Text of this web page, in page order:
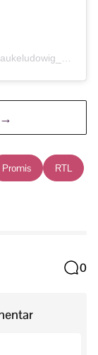
→
Promis RTL
0